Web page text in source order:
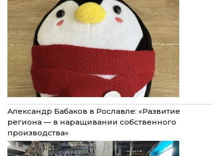
Александр Бабаков в Рославле: «Развитие
региона — в наращивании собственного
производства»